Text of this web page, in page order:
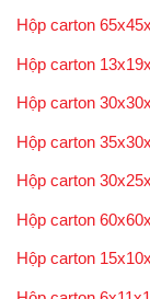
Hộp carton
Hộp carton
Hộp carton
Hộp carton
Hộp carton
Hộp carton
Hộp carton